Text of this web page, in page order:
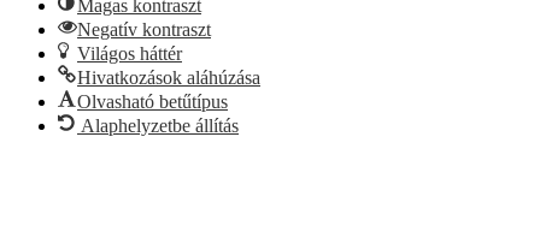
Magas kontraszt
Negatív kontraszt
Világos háttér
Hivatkozások aláhúzása
Olvasható betűtípus
Alaphelyzetbe állítás